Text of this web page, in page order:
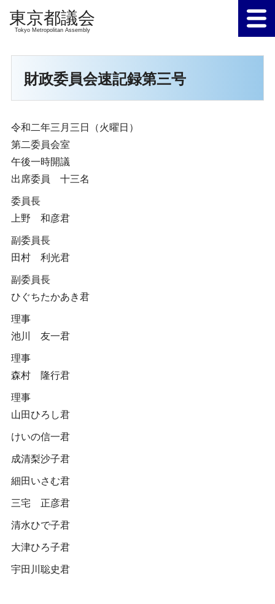
Tokyo Metropolitan Assembly
財政委員会速記録第三号
令和二年三月三日（火曜日）
第二委員会室
午後一時開議
出席委員 十三名
委員長
上野 和彦君
副委員長
田村 利光君
副委員長
ひぐちたかあき君
理事
池川 友一君
理事
森村 隆行君
理事
山田ひろし君
けいの信一君
成清梨沙子君
細田いさむ君
三宅 正彦君
清水ひで子君
大津ひろ子君
宇田川聡史君